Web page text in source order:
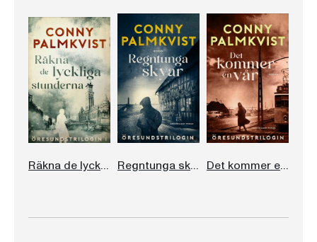
Räkna de lyckliga stunderna Regntunga skyar Det kommer en vår